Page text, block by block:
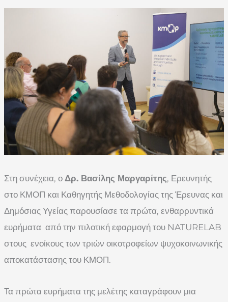
Στη συνέχεια, ο Δρ. Βασίλης Μαργαρίτης, Ερευνητής
στο ΚΜΟΠ και Καθηγητής Μεθοδολογίας της Έρευνας και
Δημόσιας Υγείας παρουσίασε τα πρώτα, ενθαρρυντικά
ευρήματα από την πιλοτική εφαρμογή του NATURELAB
στους ενοίκους των τριών οικοτροφείων ψυχοκοινωνικής
αποκατάστασης του ΚΜΟΠ.
Τα πρώτα ευρήματα της μελέτης καταγράφουν μια